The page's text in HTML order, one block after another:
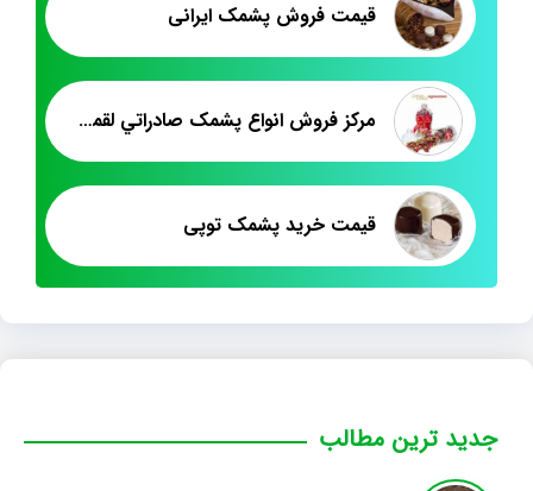
قیمت فروش پشمک ایرانی
مرکز فروش انواع پشمک صادراتي لقمه اي
قیمت خرید پشمک توپی
جدید ترین مطالب